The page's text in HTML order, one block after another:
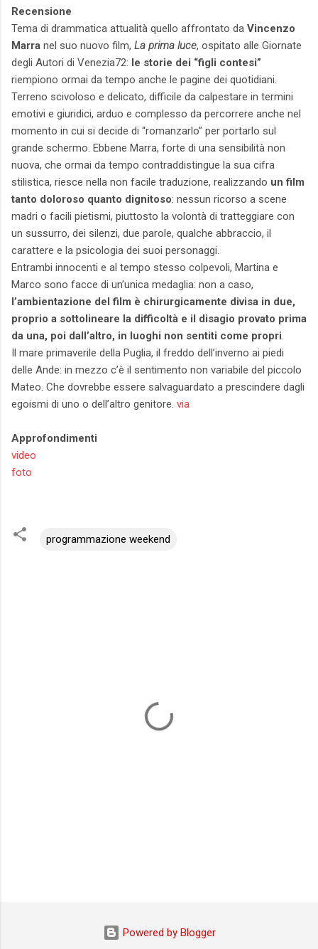
Recensione
Tema di drammatica attualità quello affrontato da Vincenzo
Marra nel suo nuovo film, La prima luce, ospitato alle Giornate
degli Autori di Venezia72: le storie dei “figli contesi”
riempiono ormai da tempo anche le pagine dei quotidiani.
Terreno scivoloso e delicato, difficile da calpestare in termini
emotivi e giuridici, arduo e complesso da percorrere anche nel
momento in cui si decide di “romanzarlo” per portarlo sul
grande schermo. Ebbene Marra, forte di una sensibilità non
nuova, che ormai da tempo contraddistingue la sua cifra
stilistica, riesce nella non facile traduzione, realizzando un film
tanto doloroso quanto dignitoso: nessun ricorso a scene
madri o facili pietismi, piuttosto la volontà di tratteggiare con
un sussurro, dei silenzi, due parole, qualche abbraccio, il
carattere e la psicologia dei suoi personaggi.
Entrambi innocenti e al tempo stesso colpevoli, Martina e
Marco sono facce di un’unica medaglia: non a caso,
l’ambientazione del film è chirurgicamente divisa in due,
proprio a sottolineare la difficoltà e il disagio provato prima
da una, poi dall’altro, in luoghi non sentiti come propri.
Il mare primaverile della Puglia, il freddo dell’inverno ai piedi
delle Ande: in mezzo c’è il sentimento non variabile del piccolo
Mateo. Che dovrebbe essere salvaguardato a prescindere dagli
egoismi di uno o dell’altro genitore. via
Approfondimenti
video
foto
programmazione weekend
Powered by Blogger